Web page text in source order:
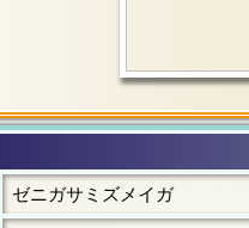
ゼニガサミズメイガ